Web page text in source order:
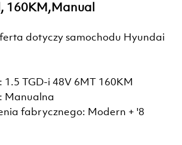
160KM,Manual
dotyczy samochodu Hyundai
1.5 TGD-i 48V 6MT 160KM
Manualna
fabrycznego: Modern + '8